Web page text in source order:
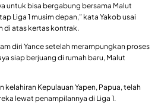
untuk bisa bergabung bersama Malut
Liga 1 musim depan,” kata Yakob usai
di atas kertas kontrak.
diri Yance setelah merampungkan proses
siap berjuang di rumah baru, Malut
kelahiran Kepulauan Yapen, Papua, telah
lewat penampilannya di Liga 1.